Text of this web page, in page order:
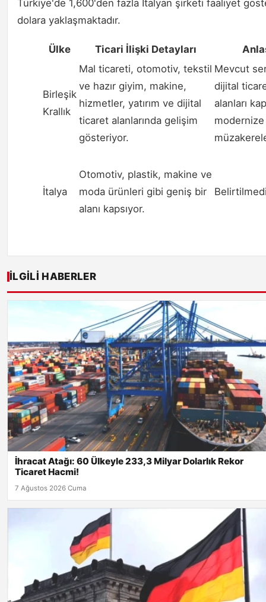
Türkiye'de 1,600'den fazla İtalyan şirketi faaliyet
dolara yaklaşmaktadır.
Ülke Ticari İlişki Detayları
Birleşik
Krallık
Mal ticareti, otomotiv, tekstil
ve hazır giyim, makine,
hizmetler, yatırım ve dijital
ticaret alanlarında gelişim
gösteriyor.
Mevcut
dijital
alanları
İtalya
Otomotiv, plastik, makine ve
moda ürünleri gibi geniş bir
alanı kapsıyor.
İLGILI HABERLER
İhracat Atağı: 60 Ülkeyle 233,3 Milyar Dolarlık Rekor
Ticaret Hacmi!
7 Ağustos 2026 Cuma